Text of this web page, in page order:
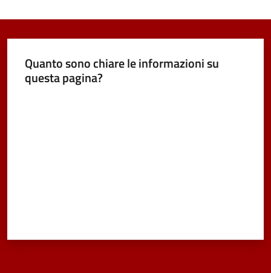
Quanto sono chiare le informazioni su
questa pagina?